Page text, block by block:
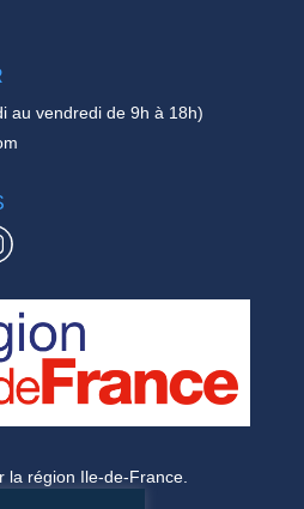
au vendredi de 9h à 18h)
la région Ile-de-France.